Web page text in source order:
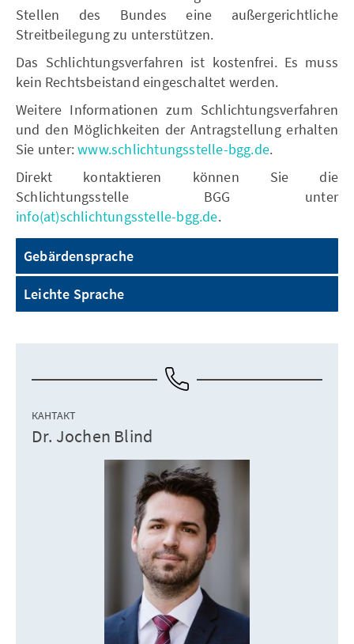
Stellen des Bundes eine außergerichtliche
Streitbeilegung zu unterstützen.
Das Schlichtungsverfahren ist kostenfrei. Es muss
kein Rechtsbeistand eingeschaltet werden.
Weitere Informationen zum Schlichtungsverfahren
und den Möglichkeiten der Antragstellung erhalten
Sie unter:www.schlichtungsstelle-bgg.de.
Direkt kontaktieren können Sie die
Schlichtungsstelle BGG unter
info(at)schlichtungsstelle-bgg.de.
Gebärdensprache
Leichte Sprache
КАНТАКТ
Dr. Jochen Blind